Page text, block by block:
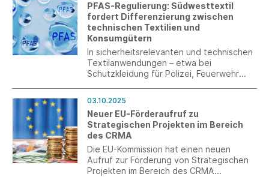
PFAS-Regulierung: Südwesttextil
fordert Differenzierung zwischen
technischen Textilien und
Konsumgütern
In sicherheitsrelevanten und technischen
Textilanwendungen – etwa bei
Schutzkleidung für Polizei, Feuerwehr
Südwesttextil fordert daher
Ausnahmeregelungen für kritische
Anwendungen sowie angemessene
Übergangsfristen, um die Entwicklung und
Umsetzung sicherer Alternativen zu
ermöglichen.
03.10.2025
Neuer EU-Förderaufruf zu
Strategischen Projekten im Bereich
des CRMA
Die EU-Kommission hat einen neuen
Aufruf zur Förderung von Strategischen
Projekten im Bereich des CRMA